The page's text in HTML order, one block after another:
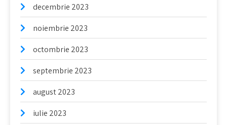
decembrie 2023
noiembrie 2023
octombrie 2023
septembrie 2023
august 2023
iulie 2023